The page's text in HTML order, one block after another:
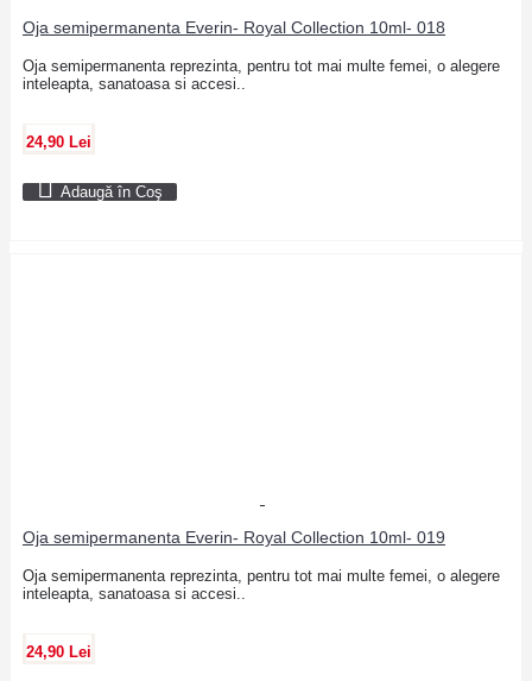
Oja semipermanenta Everin- Royal Collection 10ml- 018
Oja semipermanenta reprezinta, pentru tot mai multe femei, o alegere
inteleapta, sanatoasa si accesi..
24,90 Lei
Adaugă în Coş
Oja semipermanenta Everin- Royal Collection 10ml- 019
Oja semipermanenta reprezinta, pentru tot mai multe femei, o alegere
inteleapta, sanatoasa si accesi..
24,90 Lei